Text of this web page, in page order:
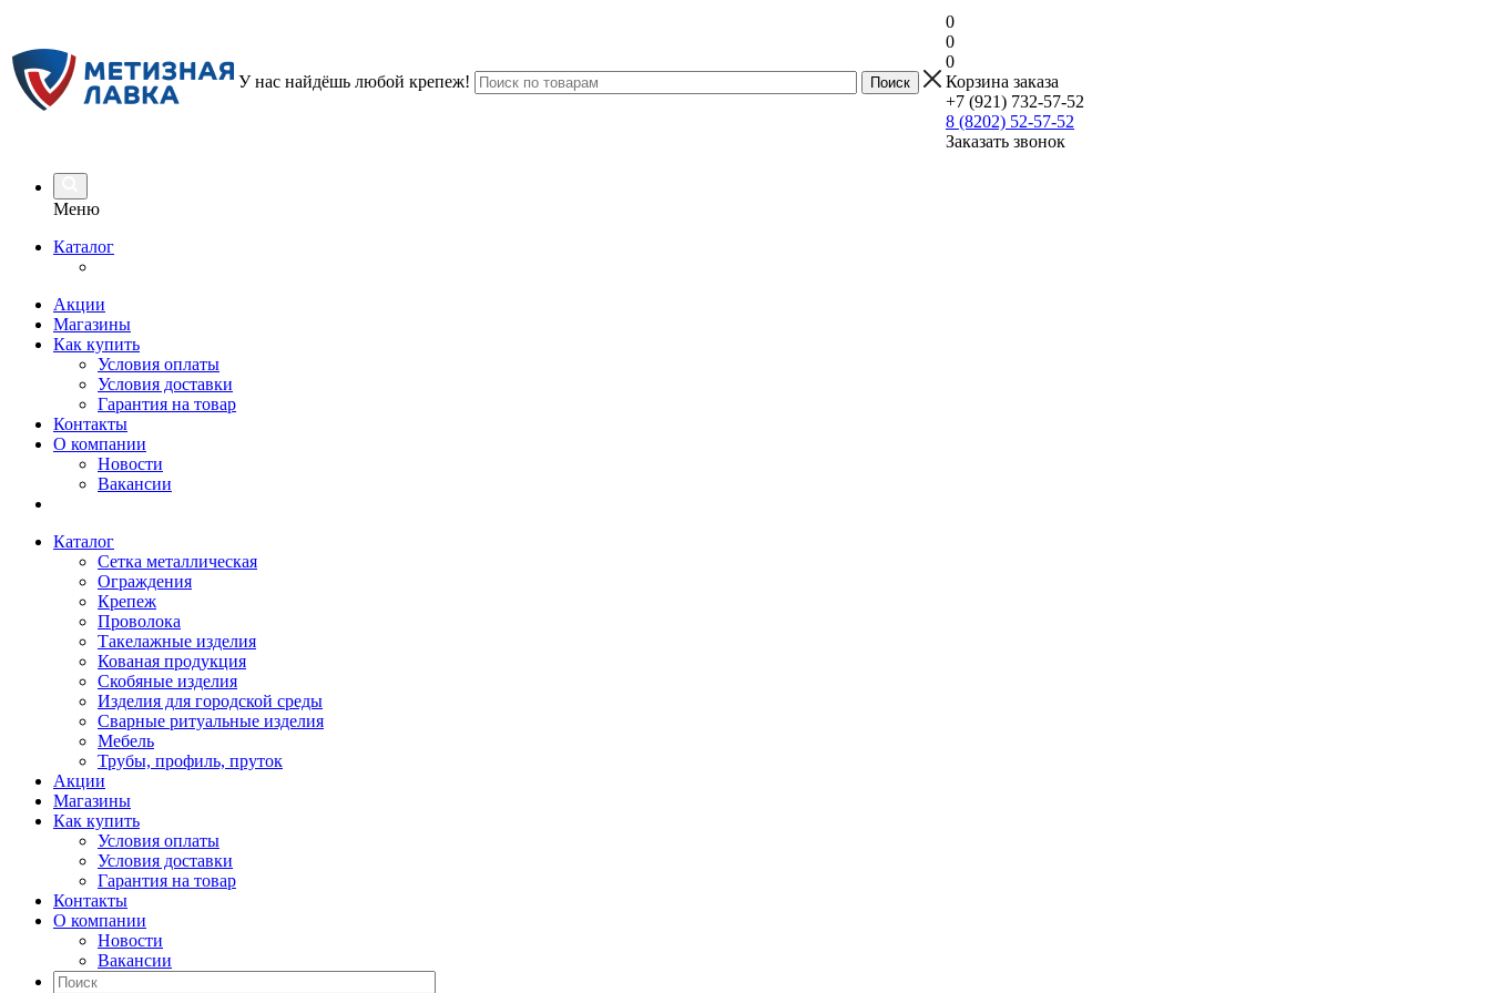
У нас найдёшь любой крепеж!
0
0
0
Корзина заказа
+7 (921) 732-57-52
8 (8202) 52-57-52
Заказать звонок
Меню
Каталог
Акции
Магазины
Как купить
Условия оплаты
Условия доставки
Гарантия на товар
Контакты
О компании
Новости
Вакансии
Каталог
Сетка металлическая
Ограждения
Крепеж
Проволока
Такелажные изделия
Кованая продукция
Скобяные изделия
Изделия для городской среды
Сварные ритуальные изделия
Мебель
Трубы, профиль, пруток
Акции
Магазины
Как купить
Условия оплаты
Условия доставки
Гарантия на товар
Контакты
О компании
Новости
Вакансии